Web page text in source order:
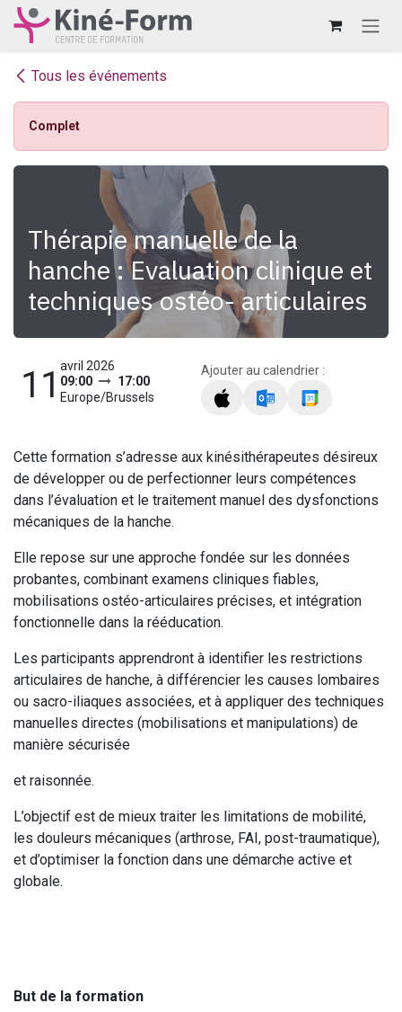
Se rendre au contenu
Tous les événements
Complet
Thérapie manuelle de la
hanche : Evaluation clinique et
techniques ostéo- articulaires
11 avril 2026
09:00
17:00
Europe/Brussels
Ajouter au calendrier :
Cette formation s’adresse aux kinésithérapeutes désireux
de développer ou de perfectionner leurs compétences
dans l’évaluation et le traitement manuel des dysfonctions
mécaniques de la hanche.
Elle repose sur une approche fondée sur les données
probantes, combinant examens cliniques fiables,
mobilisations ostéo-articulaires précises, et intégration
fonctionnelle dans la rééducation.
Les participants apprendront à identifier les restrictions
articulaires de hanche, à différencier les causes lombaires
ou sacro-iliaques associées, et à appliquer des techniques
manuelles directes (mobilisations et manipulations) de
manière sécurisée
et raisonnée.
L’objectif est de mieux traiter les limitations de mobilité,
les douleurs mécaniques (arthrose, FAI, post-traumatique),
et d’optimiser la fonction dans une démarche active et
globale.
But de la formation